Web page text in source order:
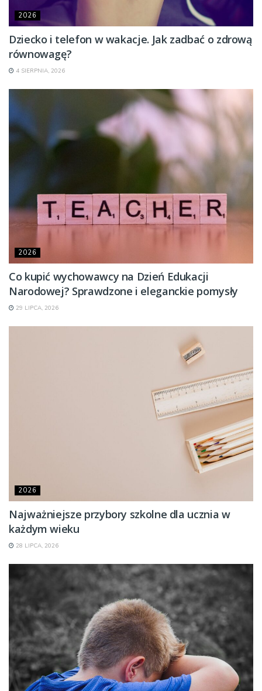
2026
Dziecko i telefon w wakacje. Jak zadbać o zdrową
równowagę?
4 SIERPNIA, 2026
2026
Co kupić wychowawcy na Dzień Edukacji
Narodowej? Sprawdzone i eleganckie pomysły
29 LIPCA, 2026
2026
Najważniejsze przybory szkolne dla ucznia w
każdym wieku
28 LIPCA, 2026